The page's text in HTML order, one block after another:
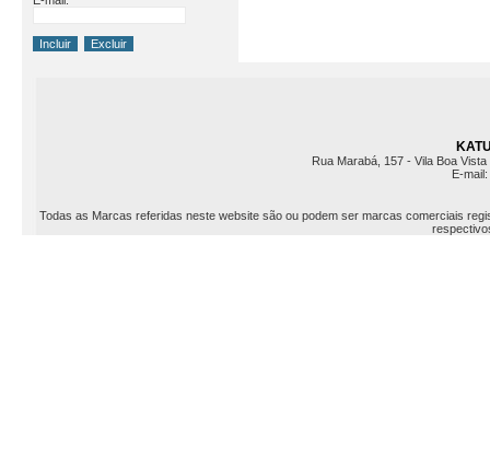
Rua Marabá, 157 - Vila Boa
E-mail:
Todas as Marcas referidas neste website são ou podem ser marcas comerciais